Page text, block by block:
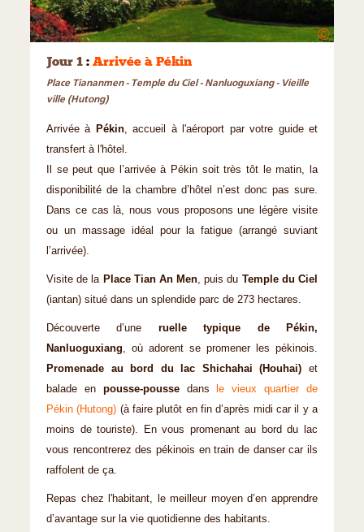
©
Jour 1 : Arrivée à Pékin
Place Tiananmen - Temple du Ciel - Nanluoguxiang - Vieille
ville (Hutong)
Arrivée à Pékin, accueil à l'aéroport par votre guide et
transfert à l'hôtel.
Il se peut que l’arrivée à Pékin soit très tôt le matin, la
disponibilité de la chambre d’hôtel n’est donc pas sure.
Dans ce cas là, nous vous proposons une légère visite
ou un massage idéal pour la fatigue (arrangé suviant
l’arrivée).
Visite de la Place Tian An Men, puis du Temple du Ciel
(iantan) situé dans un splendide parc de 273 hectares.
Découverte d’une ruelle typique de Pékin,
Nanluoguxiang, où adorent se promener les pékinois.
Promenade au bord du lac Shichahai (Houhai) et
balade en pousse-pousse dans
le vieux quartier de
Pékin (Hutong) (à faire plutôt en fin d’après midi car il y a
moins de touriste). En vous promenant au bord du lac
vous rencontrerez des pékinois en train de danser car ils
raffolent de ça.
Repas chez l'habitant, le meilleur moyen d’en apprendre
d’avantage sur la vie quotidienne des habitants.